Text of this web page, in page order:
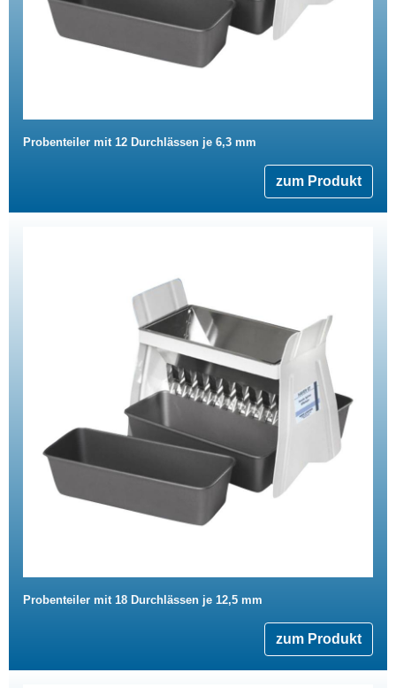
Probenteiler mit 12 Durchlässen je 6,3 mm
zum Produkt
Probenteiler mit 18 Durchlässen je 12,5 mm
zum Produkt